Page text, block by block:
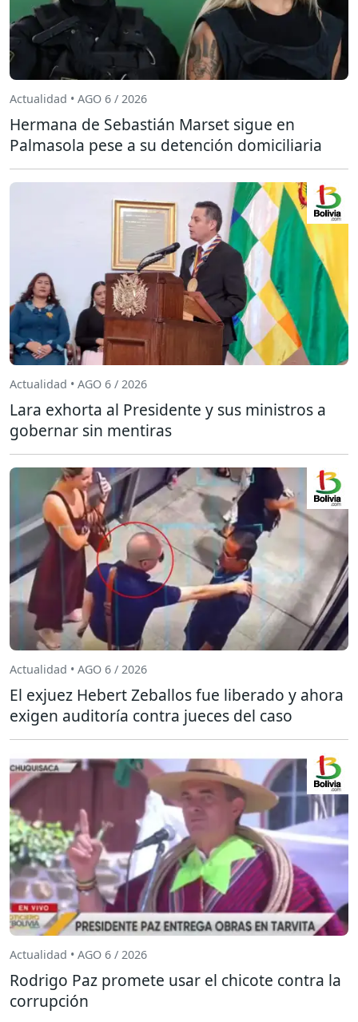
Actualidad • AGO 6 / 2026
Hermana de Sebastián Marset sigue en
Palmasola pese a su detención domiciliaria
Actualidad • AGO 6 / 2026
Lara exhorta al Presidente y sus ministros a
gobernar sin mentiras
Actualidad • AGO 6 / 2026
El exjuez Hebert Zeballos fue liberado y ahora
exigen auditoría contra jueces del caso
Actualidad • AGO 6 / 2026
Rodrigo Paz promete usar el chicote contra la
corrupción